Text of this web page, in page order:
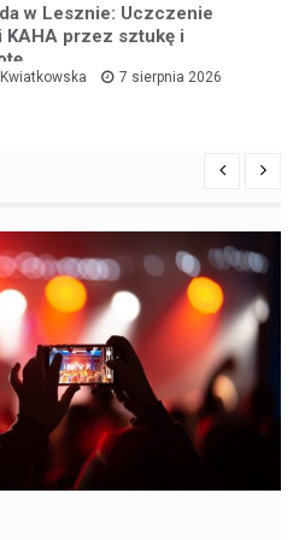
w Lesznie: Uczczenie
KAHA przez sztukę i
7 sierpnia 2026